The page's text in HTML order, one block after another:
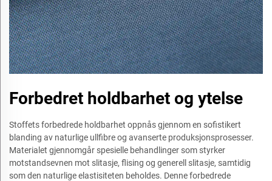
Forbedret holdbarhet og ytelse
Stoffets forbedrede holdbarhet oppnås gjennom en sofistikert
blanding av naturlige ullfibre og avanserte produksjonsprosesser.
Materialet gjennomgår spesielle behandlinger som styrker
motstandsevnen mot slitasje, flising og generell slitasje, samtidig
som den naturlige elastisiteten beholdes. Denne forbedrede